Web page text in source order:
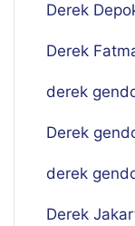
Derek
Derek
derek
Derek
derek
Derek